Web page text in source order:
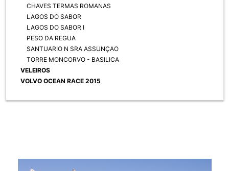
CHAVES TERMAS ROMANAS
LAGOS DO SABOR
LAGOS DO SABOR I
PESO DA REGUA
SANTUARIO N SRA ASSUNÇAO
TORRE MONCORVO - BASILICA
VELEIROS
VOLVO OCEAN RACE 2015